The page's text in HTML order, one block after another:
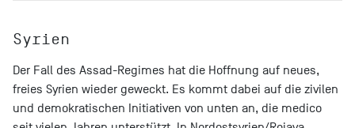
Syrien
Der Fall des Assad-Regimes hat die Hoffnung auf neues,
freies Syrien wieder geweckt. Es kommt dabei auf die zivilen
und demokratischen Initiativen von unten an, die medico